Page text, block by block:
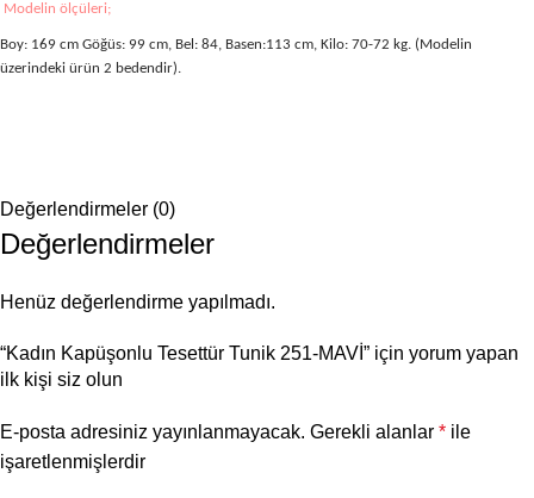
Modelin ölçüleri;
Boy: 169 cm Göğüs: 99 cm, Bel: 84, Basen:113 cm, Kilo: 70-72 kg. (Modelin
üzerindeki ürün 2 bedendir).
Değerlendirmeler (0)
Değerlendirmeler
Henüz değerlendirme yapılmadı.
“Kadın Kapüşonlu Tesettür Tunik 251-MAVİ” için yorum yapan
ilk kişi siz olun
E-posta adresiniz yayınlanmayacak. Gerekli alanlar * ile
işaretlenmişlerdir